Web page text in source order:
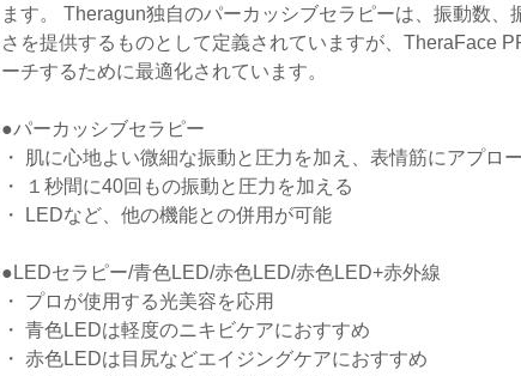
ます。 Theragun独自のパーカッシブセラピーは、振動数
さを提供するものとして定義されていますが、TheraFace
ーチするために最適化されています。
●パーカッシブセラピー
・ 肌に心地よい微細な振動と圧力を加え、表情筋にアプロ
・ １秒間に40回もの振動と圧力を加える
・ LEDなど、他の機能との併用が可能
●LEDセラピー/青色LED/赤色LED/赤色LED+赤外線
・ プロが使用する光美容を応用
・ 青色LEDは軽度のニキビケアにおすすめ
・ 赤色LEDは目尻などエイジングケアにおすすめ